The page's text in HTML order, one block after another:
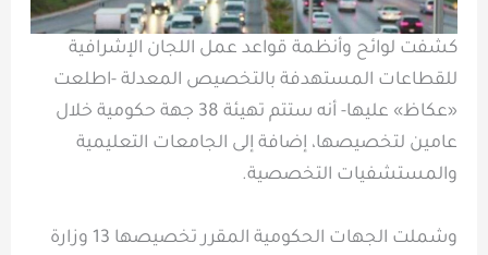
كشفت لوائح وأنظمة قواعد عمل اللجان الإشرافية
للقطاعات المستهدفة بالتخصيص المعدلة -اطلعت
«عكاظ» عليها- أنه ستتم تهيئة 38 جهة حكومية خلال
عامين لتخصيصها، إضافة إلى الجامعات التعليمية
والمستشفيات التخصصية.
وشملت الجهات الحكومية المقرر تخصيصها 13 وزارة